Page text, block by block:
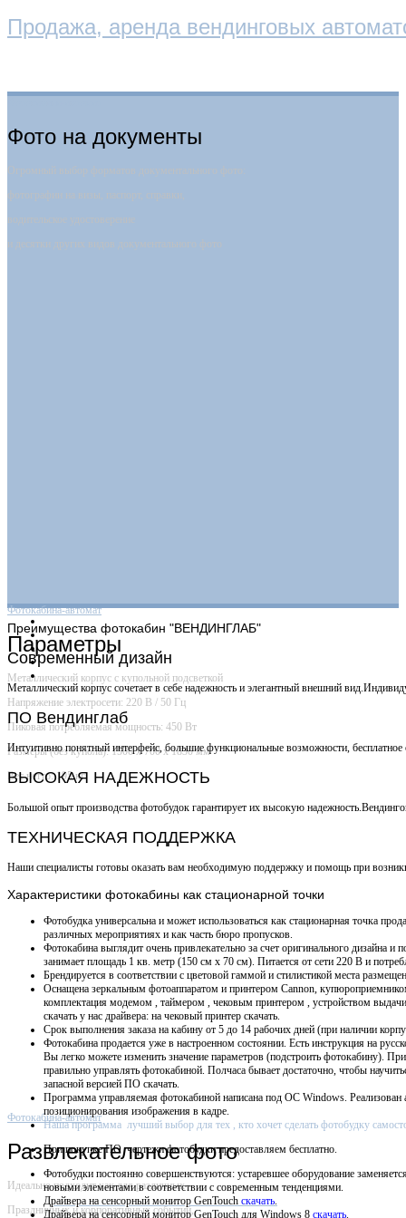
Продажа, аренда вендинговых
Фото на документы
Огромный выбор форматов документального фото:
фотографии на визы, паспорт, справки,
водительское удостоверение
и десятки других видов документального фото
Фотокабина-автомат
Параметры
Металлический корпус с купольной подсветкой
Напряжение электросети: 220 В / 50 Гц
Пиковая потребляемая мощность: 450 Вт
Размеры (без купола): 1500 х 700 х 1830 мм
Вес нетто: 195 кг
Фотокабина-автомат
Развлекательное фото
Идеально подходит как для различных
Праздничных и корпоративных событий,
Преимущества фотокабин "ВЕНДИНГЛАБ"
Современный дизайн
Металлический корпус сочетает в себе надежность и элегантный внешний
ПО Вендинглаб
Интуитивно понятный интерфейс, большие функциональные возможности,
ВЫСОКАЯ НАДЕЖНОСТЬ
Большой опыт производства фотобудок гарантирует их высокую
ТЕХНИЧЕСКАЯ ПОДДЕРЖКА
Наши специалисты готовы оказать вам необходимую поддержку и помощь при
Характеристики фотокабины как стационарной точки
Фотобудка универсальна и может использоваться как стационарная точка
различных мероприятиях и как часть бюро пропусков.
Фотокабина выглядит очень привлекательно за счет оригинального дизайна и
занимает площадь 1 кв. метр (150 см х 70 см). Питается от сети 220 В и
Брендируется в соответствии с цветовой гаммой и стилистикой места
Оснащена зеркальным фотоаппаратом и принтером Cannon,
комплектация модемом , таймером , чековым принтером , устройством
скачать у нас драйвера: на чековый принтер скачать.
Срок выполнения заказа на кабину от 5 до 14 рабочих дней (при наличии
Фотокабина продается уже в настроенном состоянии. Есть инструкция на
Вы легко можете изменить значение параметров (подстроить фотокабину).
правильно управлять фотокабиной. Полчаса бывает достаточно, чтобы
запасной версией ПО скачать.
Программа управляемая фотокабиной написана под OC Windows. Реализован
позиционирования изображения в кадре.
Наша программа лучший выбор для тех , кто хочет сделать фотобудку
При покупке ПОчертежи фотобудки предоставляем бесплатно.
Фотобудки постоянно совершенствуются: устаревшее оборудование
новыми элементами в соответствии с современным тенденциями.
Драйвера на сенсорный монитор GenTouch скачать
Драйвера на сенсорный монитор GenTouch для Windows 8 скачать